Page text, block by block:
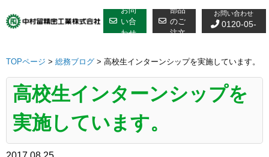
to
お問
い合
わせ
部品
のご
注文
お問い合わせ
0120-05-
TOPページ > 総務ブログ > 高校生インターンシップを実施しています。
高校生インターンシップを
実施しています。